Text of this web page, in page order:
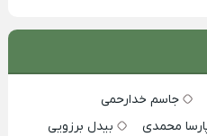
جاسم خدارحمی
محمدی
بیدل برزویی